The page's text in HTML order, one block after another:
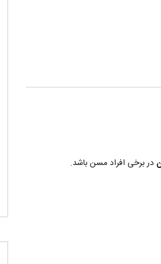
در برخی افراد مسن باشد.